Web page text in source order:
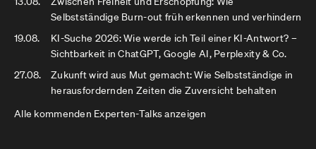
Selbstständige Burn-out früh erkennen und verhindern
19.08.
KI-Suche 2026: Wie werde ich Teil einer KI-Antwort? –
Sichtbarkeit in ChatGPT, Google AI, Perplexity & Co.
27.08.
Zukunft wird aus Mut gemacht: Wie Selbstständige in
herausfordernden Zeiten die Zuversicht behalten
Alle kommenden Experten-Talks anzeigen